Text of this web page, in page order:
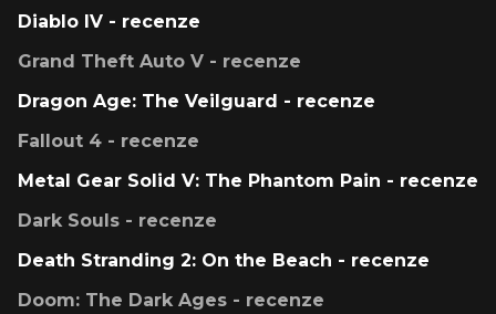
Diablo IV - recenze
Grand Theft Auto V - recenze
Dragon Age: The Veilguard - recenze
Fallout 4 - recenze
Metal Gear Solid V: The Phantom Pain - recenze
Dark Souls - recenze
Death Stranding 2: On the Beach - recenze
Doom: The Dark Ages - recenze